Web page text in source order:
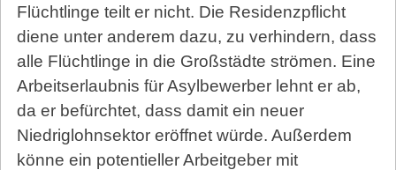
Flüchtlinge teilt er nicht. Die Residenzpflicht
diene unter anderem dazu, zu verhindern, dass
alle Flüchtlinge in die Großstädte strömen. Eine
Arbeitserlaubnis für Asylbewerber lehnt er ab,
da er befürchtet, dass damit ein neuer
Niedriglohnsektor eröffnet würde. Außerdem
könne ein potentieller Arbeitgeber mit